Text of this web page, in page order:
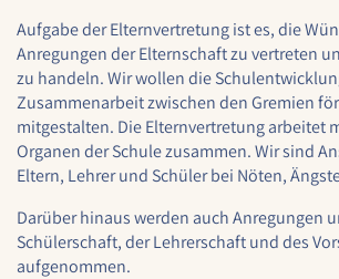
Aufgabe der Elternvertretung ist es, die
Anregungen der Elternschaft zu vertreten
zu handeln. Wir wollen die
Zusammenarbeit zwischen den Gremien
mitgestalten. Die Elternvertretung arbeitet
Organen der Schule zusammen. Wir sind
Eltern, Lehrer und Schüler bei Nöten,
Darüber hinaus werden auch Anregungen
Schülerschaft, der Lehrerschaft und des
aufgenommen.
Name:
google_analytics
Anbieter:
Google LLC
Zweck:
Sammelt anonymisierte Daten
Verbesserung der